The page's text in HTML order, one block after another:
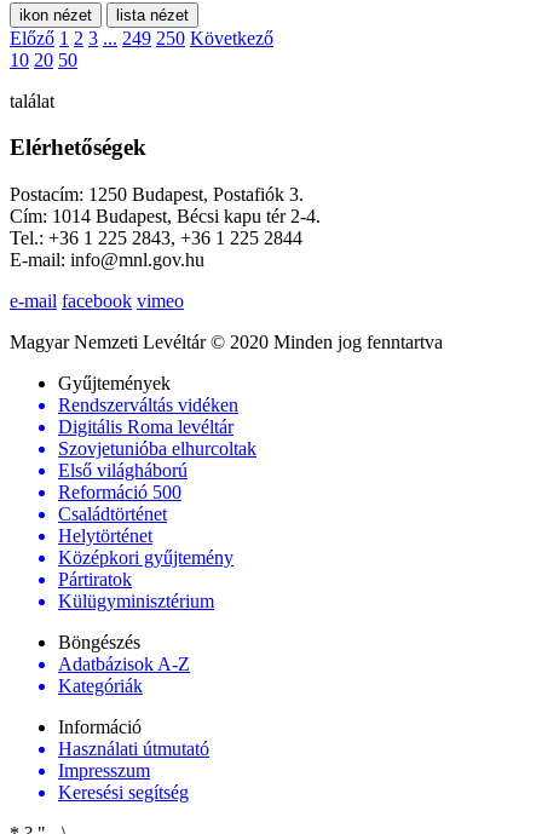
ikon nézet lista nézet
Előző 1 2 3 ... 249 250 Következő
10 20 50
találat
Elérhetőségek
Postacím: 1250 Budapest, Postafiók 3.
Cím: 1014 Budapest, Bécsi kapu tér 2-4.
Tel.: +36 1 225 2843, +36 1 225 2844
E-mail: info@mnl.gov.hu
e-mail facebook vimeo
Magyar Nemzeti Levéltár © 2020 Minden jog fenntartva
Gyűjtemények
Rendszerváltás vidéken
Digitális Roma levéltár
Szovjetunióba elhurcoltak
Első világháború
Reformáció 500
Családtörténet
Helytörténet
Középkori gyűjtemény
Pártiratok
Külügyminisztérium
Böngészés
Adatbázisok A-Z
Kategóriák
Információ
Használati útmutató
Impresszum
Keresési segítség